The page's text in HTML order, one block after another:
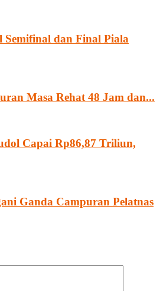
Semifinal dan Final Piala
Masa Rehat 48 Jam dan...
Capai Rp86,87 Triliun,
Ganda Campuran Pelatnas